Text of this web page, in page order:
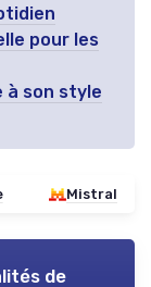
pour les
à son style
Mistral
de